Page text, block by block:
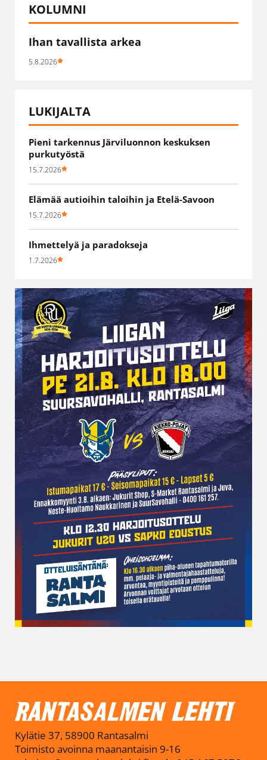
KOLUMNI
Ihan tavallista arkea
5.8.2026
LUKIJALTA
Pieni tarkennus Järviluonnon keskuksen
purkutyöstä
15.7.2026
Elämää autioihin taloihin ja Etelä-Savoon
15.7.2026
Ihmettelyä ja paradokseja
1.7.2026
Kylätie 37, 58900 Rantasalmi
Toimisto avoinna maanantaisin 9-16